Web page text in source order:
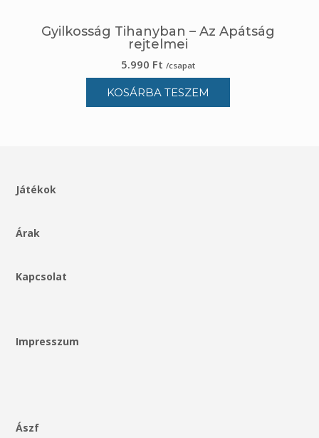
Gyilkosság Tihanyban – Az Apátság
rejtelmei
5.990 Ft /csapat
KOSÁRBA TESZEM
Játékok
Árak
Kapcsolat
Impresszum
Ászf